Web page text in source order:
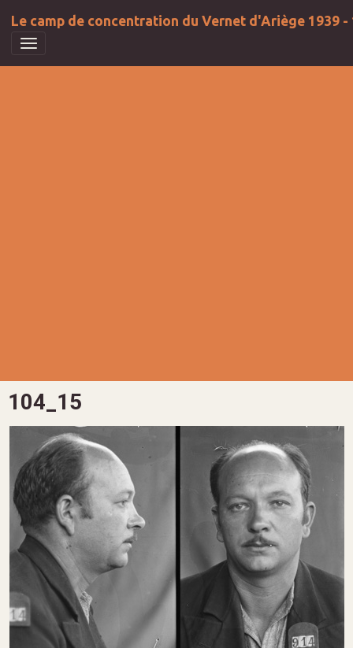
Le camp de concentration du Vernet d'Ariège 1939 -
104_15